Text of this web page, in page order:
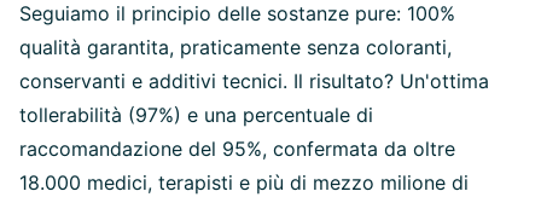
Seguiamo il principio delle sostanze pure: 100%
qualità garantita, praticamente senza coloranti,
conservanti e additivi tecnici. Il risultato? Un'ottima
tollerabilità (97%) e una percentuale di
raccomandazione del 95%, confermata da oltre
18.000 medici, terapisti e più di mezzo milione di